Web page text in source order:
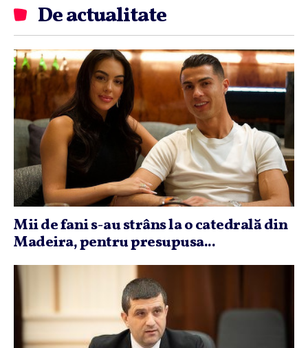
De actualitate
Mii de fani s-au strâns la o catedrală din
Madeira, pentru presupusa...